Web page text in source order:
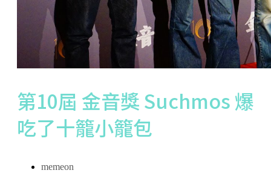
第10屆 金音獎 Suchmos 爆
吃了十籠小籠包
memeon